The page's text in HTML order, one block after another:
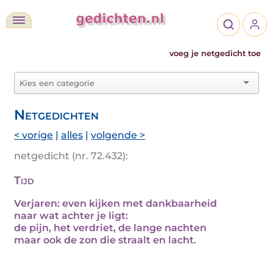
voeg je netgedicht toe
Netgedichten
< vorige | alles | volgende >
netgedicht (nr. 72.432):
Tijd
Verjaren: even kijken met dankbaarheid
naar wat achter je ligt:
de pijn, het verdriet, de lange nachten
maar ook de zon die straalt en lacht.